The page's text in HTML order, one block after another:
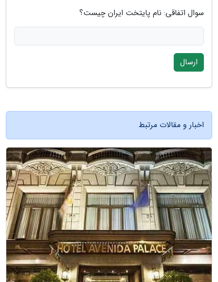
سوال اتفاقی: نام پایتخت ایران چیست؟
ارسال
اخبار و مقالات مرتبط